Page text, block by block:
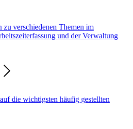
verschiedenen Themen im
und der Verwaltung
die wichtigsten häufig gestellten